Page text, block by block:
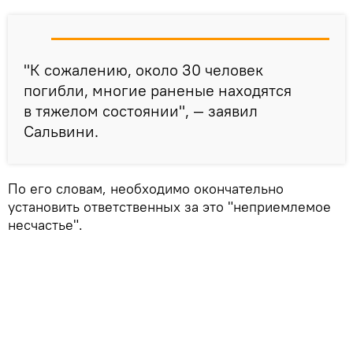
"К сожалению, около 30 человек
погибли, многие раненые находятся
в тяжелом состоянии", — заявил
Сальвини.
По его словам, необходимо окончательно
установить ответственных за это "неприемлемое
несчастье".